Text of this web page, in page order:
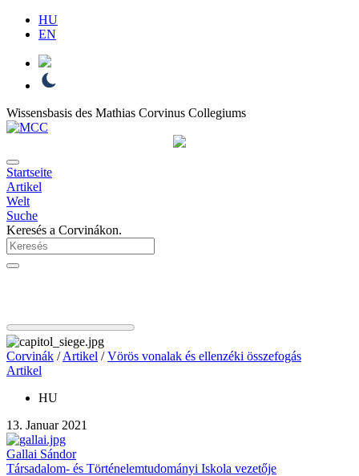
HU
EN
Wissensbasis des Mathias Corvinus Collegiums
Startseite
Artikel
Welt
Suche
Keresés a Corvinákon.
Corvinák /Artikel /Vörös vonalak és ellenzéki összefogás
Artikel
HU
13. Januar 2021
Gallai Sándor
Társadalom- és Történelemtudományi Iskola vezetője